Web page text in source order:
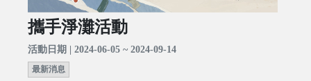
攜手淨灘活動
活動日期 | 2024-06-05 ~ 2024-09-14
最新消息